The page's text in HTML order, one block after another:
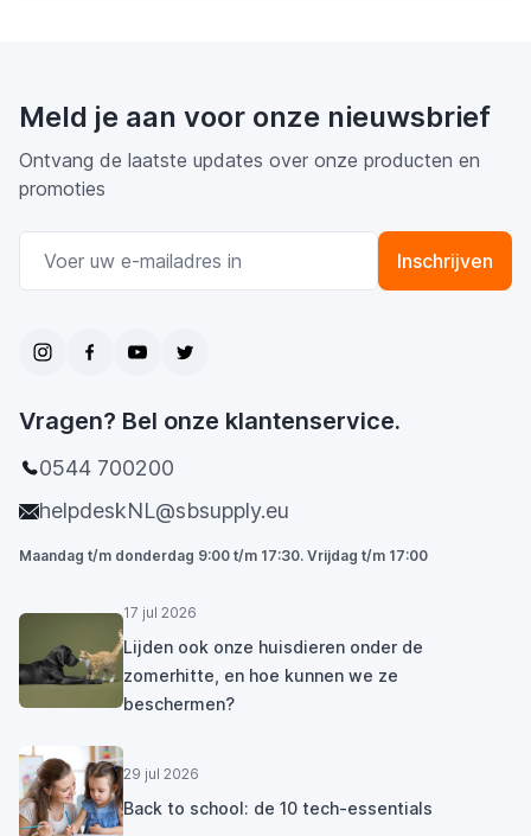
Meld je aan voor onze nieuwsbrief
Ontvang de laatste updates over onze producten en
promoties
Inschrijven
Vragen? Bel onze klantenservice.
0544 700200
helpdeskNL@sbsupply.eu
Maandag t/m donderdag 9:00 t/m 17:30. Vrijdag t/m 17:00
17 jul 2026
Lijden ook onze huisdieren onder de
zomerhitte, en hoe kunnen we ze
beschermen?
29 jul 2026
Back to school: de 10 tech-essentials